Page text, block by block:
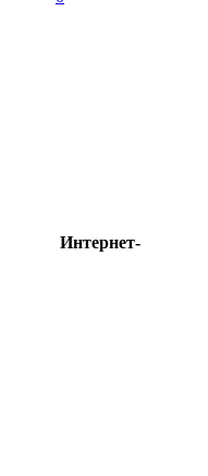
Интернет-